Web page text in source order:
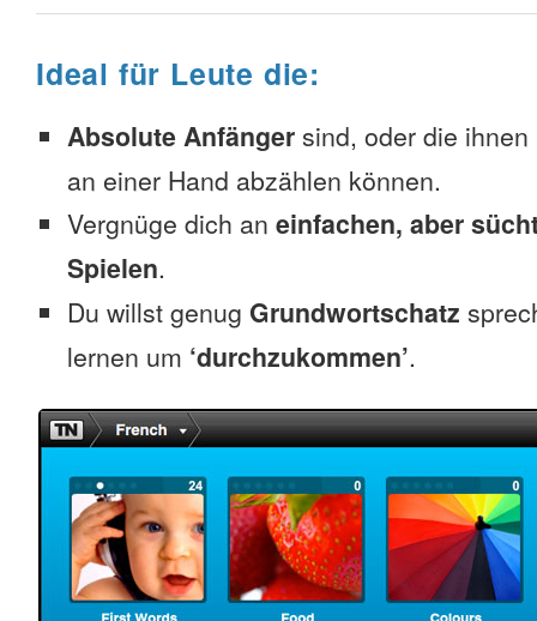
Ideal für Leute die:
Absolute Anfänger sind, oder die
an einer Hand abzählen können.
Vergnüge dich an einfachen, aber
Spielen.
Du willst genug Grundwortschatz
lernen um ‘durchzukommen’.